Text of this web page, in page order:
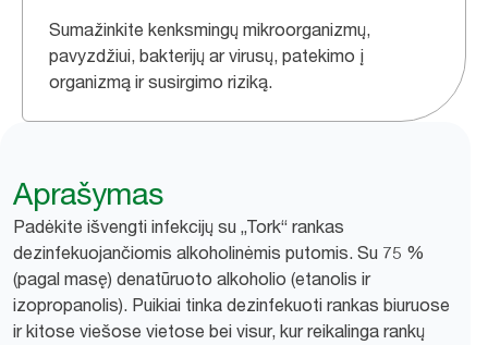
Sumažinkite kenksmingų mikroorganizmų,
pavyzdžiui, bakterijų ar virusų, patekimo į
organizmą ir susirgimo riziką.
Aprašymas
Padėkite išvengti infekcijų su „Tork“ rankas
dezinfekuojančiomis alkoholinėmis putomis. Su 75 %
(pagal masę) denatūruoto alkoholio (etanolis ir
izopropanolis). Puikiai tinka dezinfekuoti rankas biuruose
ir kitose viešose vietose bei visur, kur reikalinga rankų